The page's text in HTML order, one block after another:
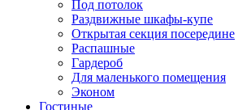
Под потолок
Раздвижные шкафы-купе
Открытая секция посередине
Распашные
Гардероб
Для маленького помещения
Эконом
Гостиные